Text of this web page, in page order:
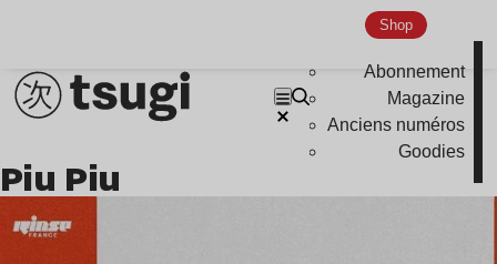
Shop
Abonnement
Magazine
Anciens numéros
Goodies
Piu Piu